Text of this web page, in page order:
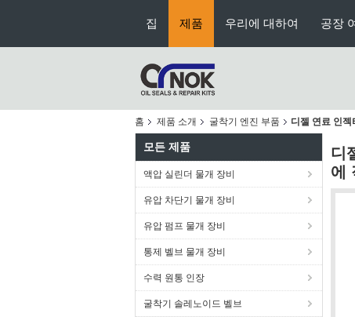
집 제품 우리에 대하여 공장
홈 제품 소개 굴착기 엔진 부품 디젤 연료 인
모든 제품
액압 실린더 물개 장비
유압 차단기 물개 장비
유압 펌프 물개 장비
통제 벨브 물개 장비
수력 원통 인장
굴착기 솔레노이드 벨브
디
에